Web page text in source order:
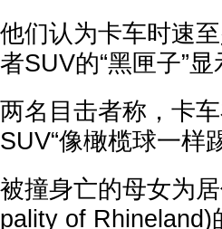
他们认为卡车时速
者SUV的“黑匣子”
两名目击者称，卡
SUV“像橄榄球一样
被撞身亡的母女为
pality of Rhineland)